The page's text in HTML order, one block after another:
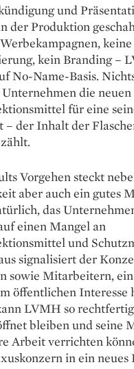
und
der Produktion
keine
kein Branding –
No-Name-Basis.
Unternehmen die neuen
für eine
– der Inhalt der
Vorgehen steckt
aber auch ein gutes
das
einen Mangel an
und
signalisiert der
sowie Mitarbeitern,
öffentlichen Interesse
LVMH so
bleiben und seine
Arbeit verrichten
in ein